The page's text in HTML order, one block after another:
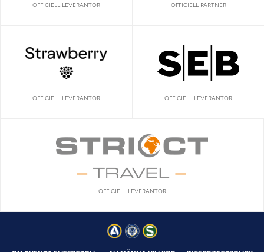
OFFICIELL LEVERANTÖR OFFICIELL PARTNER
OFFICIELL LEVERANTÖR OFFICIELL LEVERANTÖR
OFFICIELL LEVERANTÖR